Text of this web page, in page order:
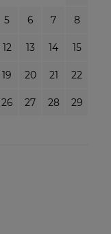
5 6 7 8
12 13 14 15
19 20 21 22
26 27 28 29